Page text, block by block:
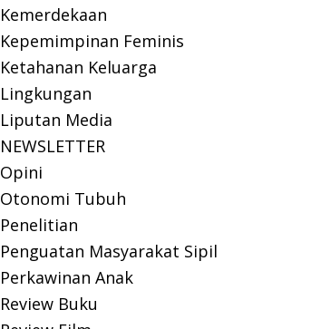
Kemerdekaan
Kepemimpinan Feminis
Ketahanan Keluarga
Lingkungan
Liputan Media
NEWSLETTER
Opini
Otonomi Tubuh
Penelitian
Penguatan Masyarakat Sipil
Perkawinan Anak
Review Buku